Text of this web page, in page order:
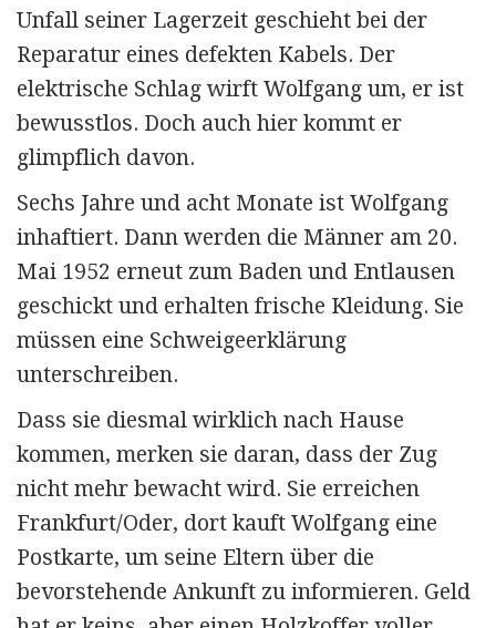
Unfall seiner Lagerzeit geschieht bei der
Reparatur eines defekten Kabels. Der
elektrische Schlag wirft Wolfgang um, er ist
bewusstlos. Doch auch hier kommt er
glimpflich davon.
Sechs Jahre und acht Monate ist Wolfgang
inhaftiert. Dann werden die Männer am 20.
Mai 1952 erneut zum Baden und Entlausen
geschickt und erhalten frische Kleidung. Sie
müssen eine Schweige­erklärung
unterschreiben.
Dass sie diesmal wirklich nach Hause
kommen, merken sie daran, dass der Zug
nicht mehr bewacht wird. Sie erreichen
Frankfurt/Oder, dort kauft Wolfgang eine
Postkarte, um seine Eltern über die
bevorstehende Ankunft zu informieren. Geld